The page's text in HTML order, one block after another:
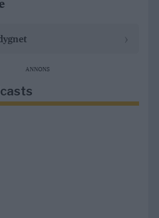
ANNONS